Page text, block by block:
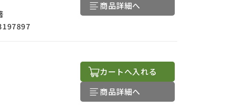
商品詳細へ
カートへ入れる
商品詳細へ